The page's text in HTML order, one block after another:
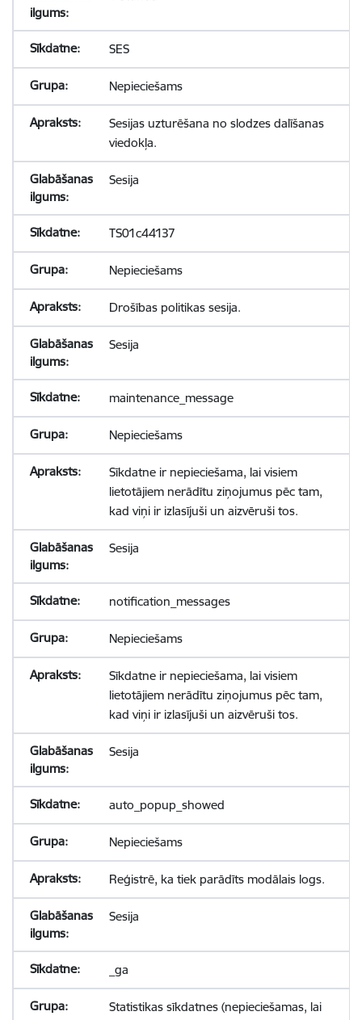
SES
Nepieciešams
Sesijas uzturēšana no slodzes dalīšanas
viedokļa.
Sesija
TS01c44137
Nepieciešams
Drošības politikas sesija.
Sesija
maintenance_message
Nepieciešams
Sīkdatne ir nepieciešama, lai visiem
lietotājiem nerādītu ziņojumus pēc tam,
kad viņi ir izlasījuši un aizvēruši tos.
Sesija
notification_messages
Nepieciešams
Sīkdatne ir nepieciešama, lai visiem
lietotājiem nerādītu ziņojumus pēc tam,
kad viņi ir izlasījuši un aizvēruši tos.
Sesija
auto_popup_showed
Nepieciešams
Reģistrē, ka tiek parādīts modālais logs.
Sesija
_ga
Statistikas sīkdatnes (nepieciešamas, lai